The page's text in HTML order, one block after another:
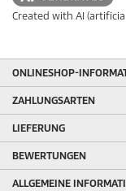
Created with AI
ONLINESHOP-
ZAHLUNGSARTEN
LIEFERUNG
BEWERTUNGEN
ALLGEMEINE